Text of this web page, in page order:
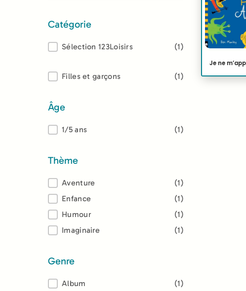
Catégorie
Catégorie
Sélection 123Loisirs (1)
Lectorat
Filles et garçons (1)
Âge
Âge1/5 ans (1)
Thème
Thème
Aventure
(1)
Enfance
(1)
Humour
(1)
Imaginaire
(1)
Genre
Genre
Album (1)
Je ne